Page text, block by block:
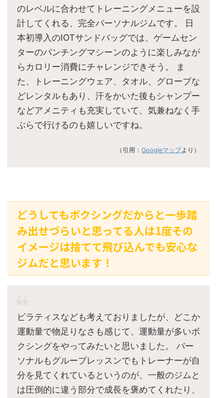
のレベルに合わせてトレーニングメニューを設
計してくれる、完全パーソナルジムです。 日
本初導入のIOTサンドバッグでは、ゲームセン
ターのパンチングマシーンのように楽しみなが
らカロリー消費にチャレンジできそう。 ま
た、トレーニングウェア、タオル、グローブな
どレンタルもあり、汗をかいた後もシャンプー
などアメニティも充実していて、気兼ねなく手
ぶらで行けるのも嬉しいですね。
（引用： Googleマップより）
どうしてもボクシングだからと一歩踏
み出せづらいと思ってる人は1度その
イメージは捨てて飛び込んでも安心な
ジムだと思います！
ピラティスなども考えておりましたが、どこか
運動量で物足りなさも感じて、運動量が多いボ
クシングをやってみたいと思いました。 パー
ソナルもグループレッスンでもトレーナーが自
分を見てくれているというのが、一般のジムと
は圧倒的に違う部分で成長を褒めてくれたり、